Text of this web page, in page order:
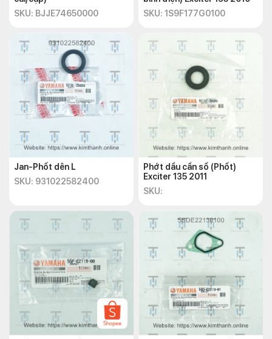
SKU: BJJE74650000
SKU: 1S9F177G0100
Jan-Phốt dên L
SKU: 931022582400
Phớt dầu cần số (Phốt)
Exciter 135 2011
SKU: